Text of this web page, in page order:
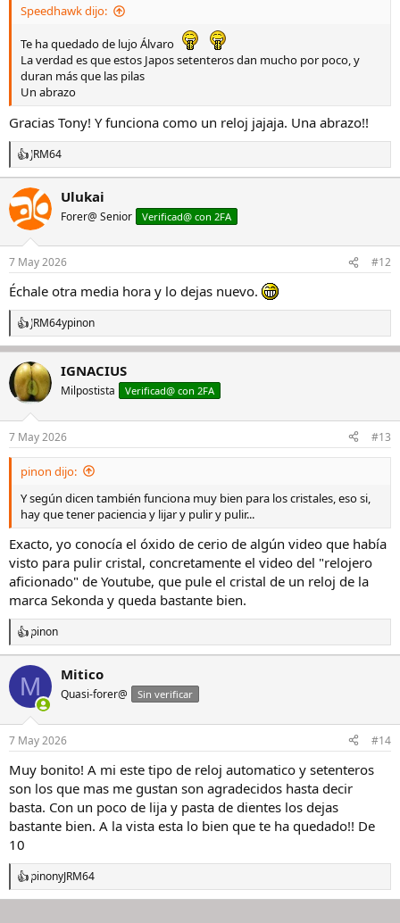
Speedhawk dijo:
Te ha quedado de lujo Álvaro
La verdad es que estos Japos setenteros dan mucho por poco, y
duran más que las pilas
Un abrazo
Gracias Tony! Y funciona como un reloj jajaja. Una abrazo!!
R
e
a
c
c
i
o
n
e
s
JRM64
Ulukai
Forer@ Senior Verificad@ con 2FA
7 May 2026 #12
Échale otra media hora y lo dejas nuevo.
R
e
c
c
i
e
s
JRM64ypinon
IGNACIUS
Milpostista Verificad@ con 2FA
7 May 2026 #13
pinon dijo:
Y según dicen también funciona muy bien para los cristales, eso si,
hay que tener paciencia y lijar y pulir y pulir...
Exacto, yo conocía el óxido de cerio de algún video que había
visto para pulir cristal, concretamente el video del "relojero
aficionado" de Youtube, que pule el cristal de un reloj de la
marca Sekonda y queda bastante bien.
R
e
a
i
o
n
e
s
pinon
M Mitico
Quasi-forer@ Sin verificar
7 May 2026 #14
Muy bonito! A mi este tipo de reloj automatico y setenteros
son los que mas me gustan son agradecidos hasta decir
basta. Con un poco de lija y pasta de dientes los dejas
bastante bien. A la vista esta lo bien que te ha quedado!! De
10
R
e
pinonyJRM64